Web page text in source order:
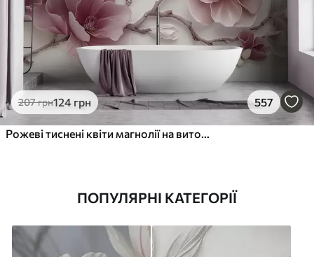
207грн124 грн 557
ПОПУЛЯРНІ КАТЕГОРІЇ